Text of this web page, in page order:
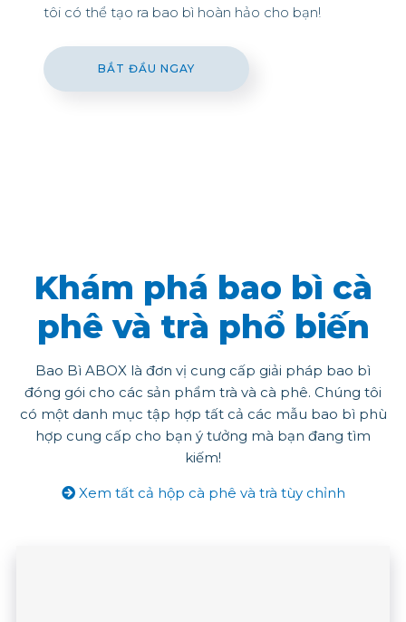
tôi có thể tạo ra bao bì hoàn hảo cho bạn!
BẮT ĐẦU NGAY
Khám phá bao bì cà
phê và trà phổ biến
Bao Bì ABOX là đơn vị cung cấp giải pháp bao bì
đóng gói cho các sản phẩm trà và cà phê. Chúng tôi
có một danh mục tập hợp tất cả các mẫu bao bì phù
hợp cung cấp cho bạn ý tưởng mà bạn đang tìm
kiếm!
Xem tất cả hộp cà phê và trà tùy chỉnh